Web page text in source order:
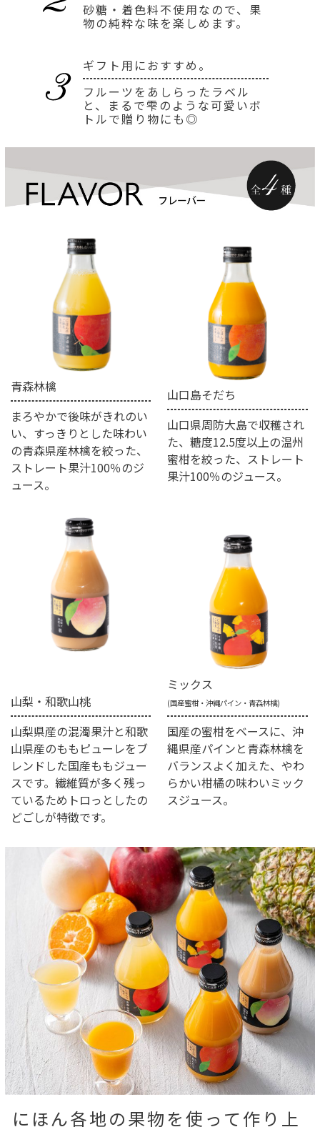
砂糖・着色料不使用なので、果
物の純粋な味を楽しめます。
ギフト用におすすめ。
フルーツをあしらったラベル
と、まるで雫のような可愛いボ
トルで贈り物にも◎
青森林檎
まろやかで後味がきれのい
い、すっきりとした味わい
の青森県産林檎を絞った、
ストレート果汁100％のジ
ュース。
山口島そだち
山口県周防大島で収穫され
た、糖度12.5度以上の温州
蜜柑を絞った、ストレート
果汁100％のジュース。
山梨・和歌山桃
山梨県産の混濁果汁と和歌
山県産のももピューレをブ
レンドした国産ももジュー
スです。繊維質が多く残っ
ているためトロっとしたの
どごしが特徴です。
ミックス
(国産蜜柑・沖縄パイン・青森林檎)
国産の蜜柑をベースに、沖
縄県産パインと青森林檎を
バランスよく加えた、やわ
らかい柑橘の味わいミック
スジュース。
にほん各地の果物を使って作り上